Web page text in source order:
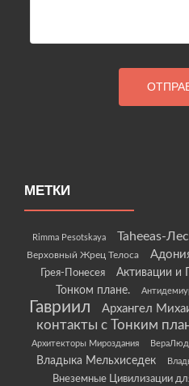
МЕТКИ
Rimma Pesotskaya Taheeas-
Верховный Жрец Телоса
Грея-Понесея
Активации и
Тонком плане.
Гавриил
Архангел
контакты с Тонким
Архитекторы Мироздания
Владыка Мельхиседек
Внеземные Цивилизации